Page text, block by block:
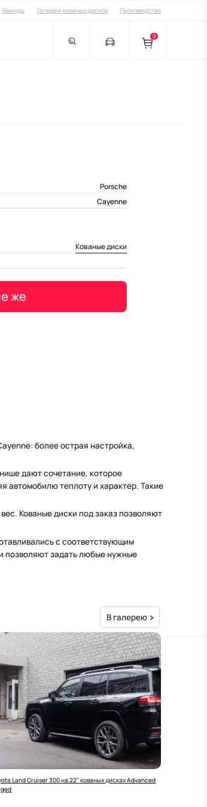
Бренды Галерея кованых дисков Производство
0
Porsche
Cayenne
Кованые диски
же
более острая настройка,
дают сочетание, которое
автомобилю теплоту и характер. Такие
Кованые диски под заказ позволяют
с соответствующим
позволяют задать любые нужные
В галерею
Land Cruiser 300 на 22" кованых дисках Advanced